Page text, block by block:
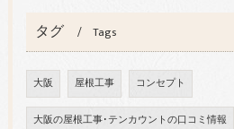
タグ Tags
大阪 屋根工事 コンセプト
大阪の屋根工事･テンカウントの口コミ情報